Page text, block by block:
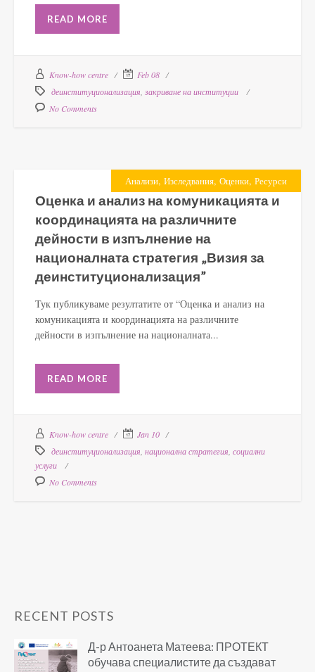
READ MORE
Know-how centre
Feb 08
деинституционализация закриване на институции
No Comments
Анализи, Изследвания, Оценки, Ресурси
Оценка и анализ на комуникацията и
координацията на различните
дейности в изпълнение на
националната стратегия „Визия за
деинституционализация”
Тук публикуваме резултатите от “Оценка и анализ на
комуникацията и координацията на различните
дейности в изпълнение на националната...
READ MORE
Know-how centre
Jan 10
деинституционализация национална стратегия социални
услуги
No Comments
RECENT POSTS
Д-р Антоанета Матеева: ПРОТЕКТ
обучава специалистите да създават